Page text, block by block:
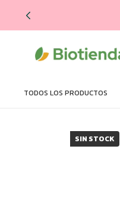
TODOS LOS PRODUCTOS
SIN STOCK